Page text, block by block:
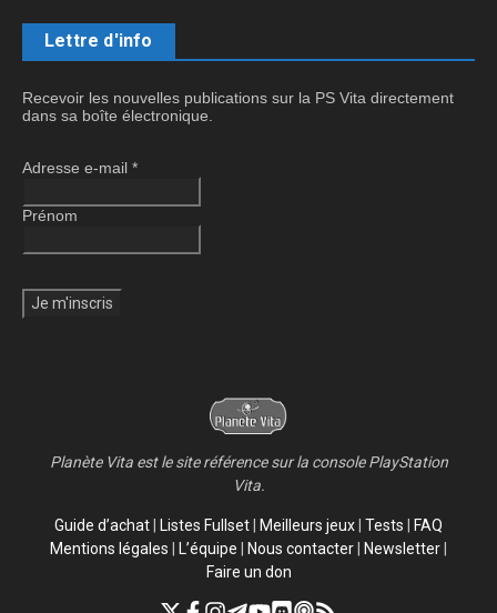
Lettre d'info
Recevoir les nouvelles publications sur la PS Vita directement
dans sa boîte électronique.
Adresse e-mail *
Prénom
Planète Vita est le site référence sur la console PlayStation
Vita.
Guide d’achat Listes Fullset Meilleurs jeux Tests
FAQ
Mentions légales
L’équipe Nous contacter Newsletter
Faire un don